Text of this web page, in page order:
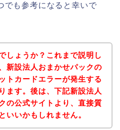
でも参考になると幸いで
しょうか？これまで説明し
新設法人おまかせパックの
トカードエラーが発生する
ます。後は、下記新設法人
の公式サイトより、直接質
いいかもしれません。